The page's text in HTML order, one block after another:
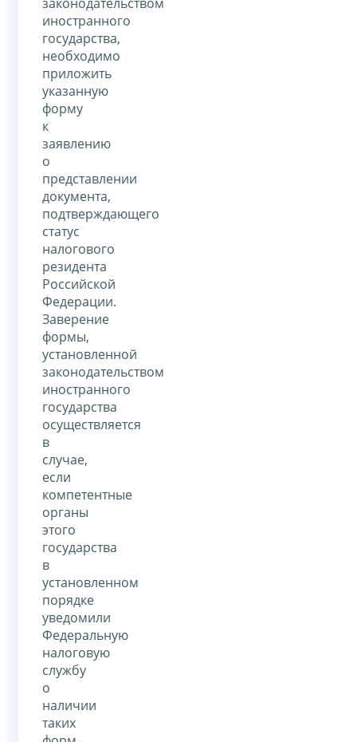
законодательством
иностранного
государства,
необходимо
приложить
указанную
форму
к
заявлению
о
представлении
документа,
подтверждающего
статус
налогового
резидента
Российской
Федерации.
Заверение
формы,
установленной
законодательством
иностранного
государства
осуществляется
в
случае,
если
компетентные
органы
этого
государства
в
установленном
порядке
уведомили
Федеральную
налоговую
службу
о
наличии
таких